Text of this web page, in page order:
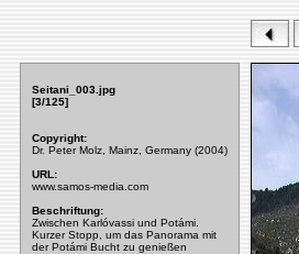
Seitani_003.jpg
[3/125]
Copyright:
Dr. Peter Molz, Mainz, Germany (2004)
URL:
www.samos-media.com
Beschriftung:
Zwischen Karlóvassi und Potámi.
Kurzer Stopp, um das Panorama mit
der Potámi Bucht zu genießen